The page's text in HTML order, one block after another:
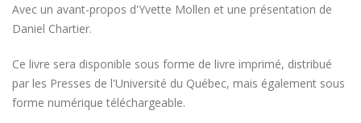
Avec un avant-propos d'Yvette Mollen et une présentation de
Daniel Chartier.
Ce livre sera disponible sous forme de livre imprimé, distribué
par les Presses de l'Université du Québec, mais également sous
forme numérique téléchargeable.